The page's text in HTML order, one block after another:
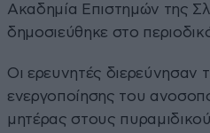
Ακαδημία Επιστημών της
δημοσιεύθηκε στο
Οι ερευνητές διερεύνησαν
ενεργοποίησης του
μητέρας στους